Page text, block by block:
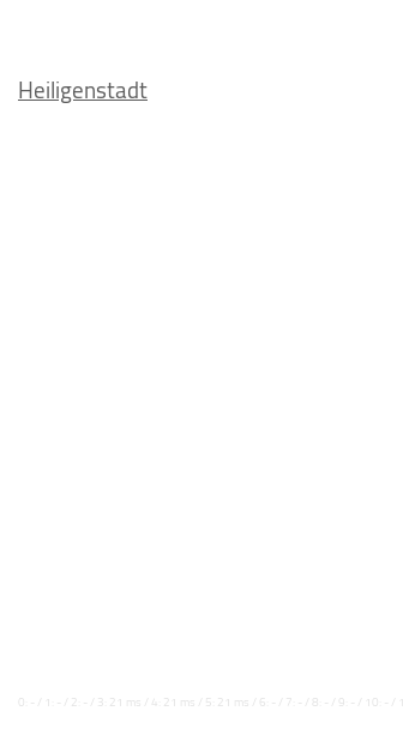
Heiligenstadt
0: - / 1: - / 2: - / 3: 21 ms / 4: 21 ms / 5: 21 ms / 6: - / 7: - / 8: - / 9: - / 10: - /